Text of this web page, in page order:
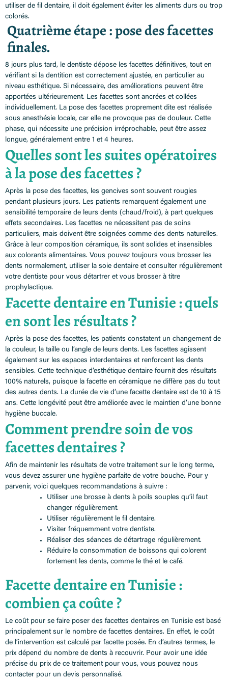
utiliser de fil dentaire, il doit également éviter les aliments durs ou trop
colorés.
Quatrième étape : pose des facettes
finales.
8 jours plus tard, le dentiste dépose les facettes définitives, tout en
vérifiant si la dentition est correctement ajustée, en particulier au
niveau esthétique. Si nécessaire, des améliorations peuvent être
apportées ultérieurement. Les facettes sont ancrées et collées
individuellement. La pose des facettes proprement dite est réalisée
sous anesthésie locale, car elle ne provoque pas de douleur. Cette
phase, qui nécessite une précision irréprochable, peut être assez
longue, généralement entre 1 et 4 heures.
Quelles sont les suites opératoires
à la pose des facettes ?
Après la pose des facettes, les gencives sont souvent rougies
pendant plusieurs jours. Les patients remarquent également une
sensibilité temporaire de leurs dents (chaud/froid), à part quelques
effets secondaires. Les facettes ne nécessitent pas de soins
particuliers, mais doivent être soignées comme des dents naturelles.
Grâce à leur composition céramique, ils sont solides et insensibles
aux colorants alimentaires. Vous pouvez toujours vous brosser les
dents normalement, utiliser la soie dentaire et consulter régulièrement
votre dentiste pour vous détartrer et vous brosser à titre
prophylactique.
Facette dentaire en Tunisie : quels
en sont les résultats ?
Après la pose des facettes, les patients constatent un changement de
la couleur, la taille ou l’angle de leurs dents. Les facettes agissent
également sur les espaces interdentaires et renforcent les dents
sensibles. Cette technique d’esthétique dentaire fournit des résultats
100% naturels, puisque la facette en céramique ne diffère pas du tout
des autres dents. La durée de vie d’une facette dentaire est de 10 à 15
ans. Cette longévité peut être améliorée avec le maintien d’une bonne
hygiène buccale.
Comment prendre soin de vos
facettes dentaires ?
Afin de maintenir les résultats de votre traitement sur le long terme,
vous devez assurer une hygiène parfaite de votre bouche. Pour y
parvenir, voici quelques recommandations à suivre :
Utiliser une brosse à dents à poils souples qu’il faut
changer régulièrement.
Utiliser régulièrement le fil dentaire.
Visiter fréquemment votre dentiste.
Réaliser des séances de détartrage régulièrement.
Réduire la consommation de boissons qui colorent
fortement les dents, comme le thé et le café.
Facette dentaire en Tunisie :
combien ça coûte ?
Le coût pour se faire poser des facettes dentaires en Tunisie est basé
principalement sur le nombre de facettes dentaires. En effet, le coût
de l’intervention est calculé par facette posée. En d’autres termes, le
prix dépend du nombre de dents à recouvrir. Pour avoir une idée
précise du prix de ce traitement pour vous, vous pouvez nous
contacter pour un devis personnalisé.